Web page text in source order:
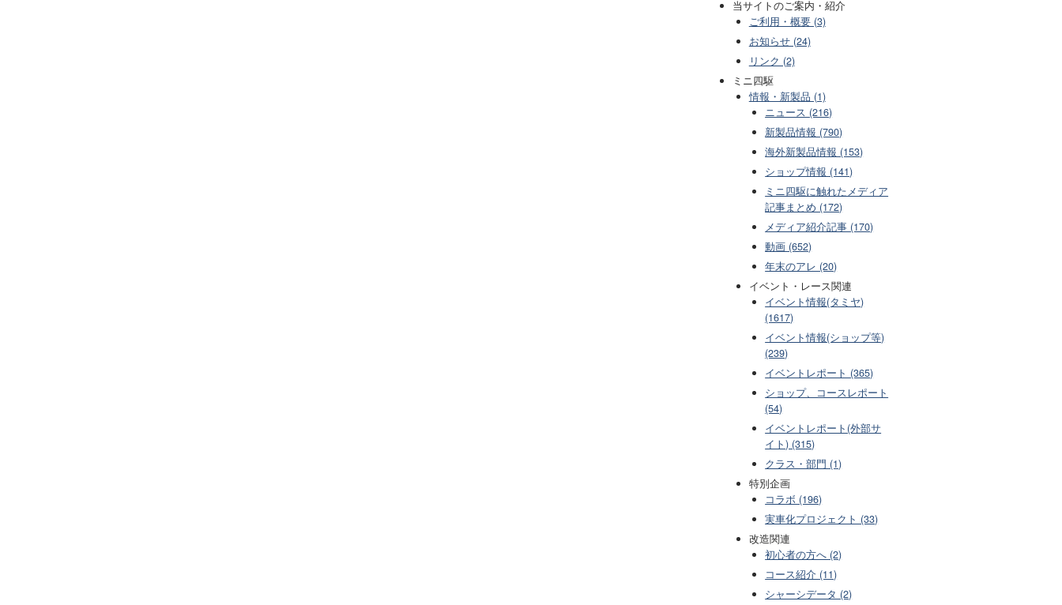
当サイトのご案内・紹介
ご利用・概要 (3)
お知らせ (24)
リンク (2)
ミニ四駆
情報・新製品 (1)
ニュース (216)
新製品情報 (790)
海外新製品情報 (153)
ショップ情報 (141)
ミニ四駆に触れたメディア
記事まとめ (172)
メディア紹介記事 (170)
動画 (652)
年末のアレ (20)
イベント・レース関連
イベント情報(タミヤ)
(1617)
イベント情報(ショップ等)
(239)
イベントレポート (365)
ショップ、コースレポート
(54)
イベントレポート(外部サ
イト) (315)
クラス・部門 (1)
特別企画
コラボ (196)
実車化プロジェクト (33)
改造関連
初心者の方へ (2)
コース紹介 (11)
シャーシデータ (2)